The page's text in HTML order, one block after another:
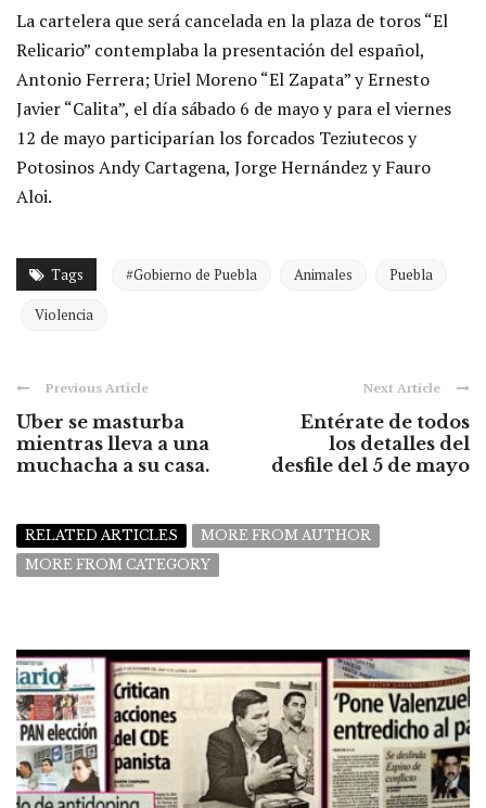
La cartelera que será cancelada en la plaza de toros “El
Relicario” contemplaba la presentación del español,
Antonio Ferrera; Uriel Moreno “El Zapata” y Ernesto
Javier “Calita”, el día sábado 6 de mayo y para el viernes
12 de mayo participarían los forcados Teziutecos y
Potosinos Andy Cartagena, Jorge Hernández y Fauro
Aloi.
Tags #Gobierno de Puebla Animales Puebla
Violencia
Previous Article
Uber se masturba
mientras lleva a una
muchacha a su casa.
Next Article
Entérate de todos
los detalles del
desfile del 5 de mayo
RELATED ARTICLES
MORE FROM AUTHOR
MORE FROM CATEGORY